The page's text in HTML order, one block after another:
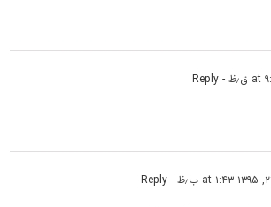
- Reply
- Reply